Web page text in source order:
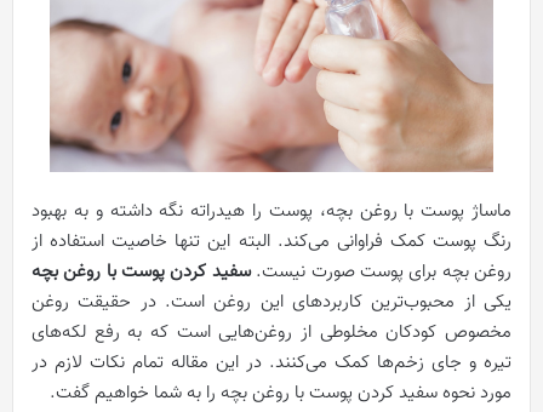
ماساژ پوست با روغن بچه، پوست را هیدراته نگه داشته و به بهبود
رنگ پوست کمک فراوانی می‌کند. البته این تنها خاصیت استفاده از
روغن بچه برای پوست صورت نیست.سفید کردن پوست با روغن بچه
یکی از محبوب‌ترین کاربردهای این روغن است. در حقیقت روغن
مخصوص کودکان مخلوطی از روغن‌هایی است که به رفع لکه‌های
تیره و جای زخم‌ها کمک می‌کنند. در این مقاله تمام نکات لازم در
مورد نحوه سفید کردن پوست با روغن بچه را به شما خواهیم گفت.